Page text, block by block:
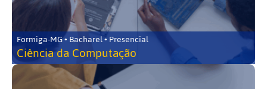
Formiga-MG • Bacharel • Presencial
Ciência da Computação